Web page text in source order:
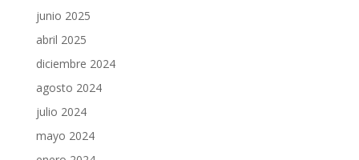
junio 2025
abril 2025
diciembre 2024
agosto 2024
julio 2024
mayo 2024